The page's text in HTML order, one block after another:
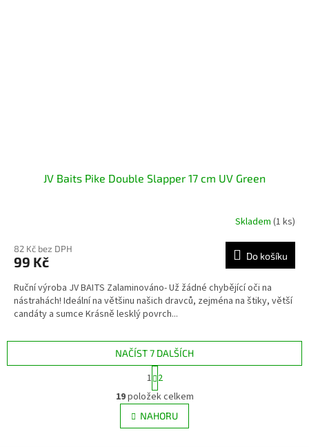
JV Baits Pike Double Slapper 17 cm UV Green
Skladem (1 ks)
82 Kč bez DPH
99 Kč Do košíku
Ruční výroba JV BAITS Zalaminováno- Už žádné chybějící oči na
nástrahách! Ideální na většinu našich dravců, zejména na štiky, větší
candáty a sumce Krásně lesklý povrch...
O
v
l
á
NAČÍST 7 DALŠÍCH
S
t
r
á
n
k
1 2
19položek celkem
NAHORU